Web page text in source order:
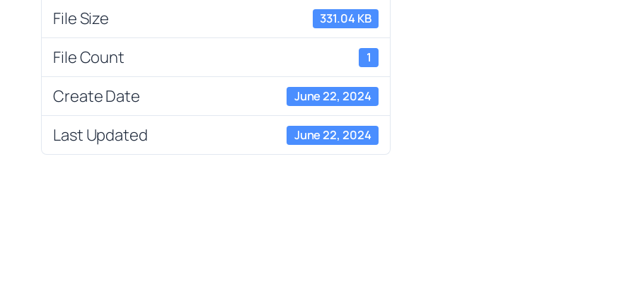
File Size 331.04 KB
File Count 1
Create Date June 22, 2024
Last Updated June 22, 2024